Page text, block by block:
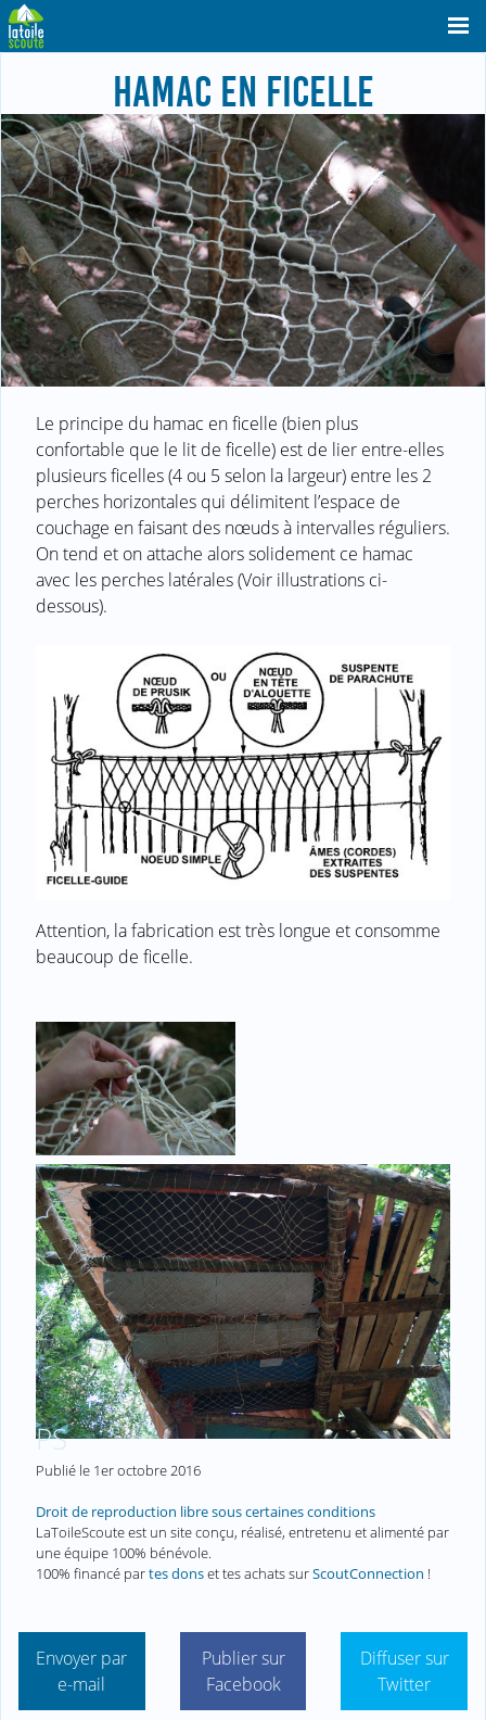
HAMAC EN FICELLE
Le principe du hamac en ficelle (bien plus
confortable que le lit de ficelle) est de lier entre-elles
plusieurs ficelles (4 ou 5 selon la largeur) entre les 2
perches horizontales qui délimitent l’espace de
couchage en faisant des nœuds à intervalles réguliers.
On tend et on attache alors solidement ce hamac
avec les perches latérales (Voir illustrations ci-
dessous).
Attention, la fabrication est très longue et consomme
beaucoup de ficelle.
Découvrir d’autres types de sols pour ta tente
surélevée ?
Voir aussiSur quoi dormir dans ma tente sur-
élevée ?
PS Crédit image (Schéma) : Seth Survivalisme
Publié le 1er octobre 2016
Droit de reproduction libre sous certaines conditions
LaToileScoute est un site conçu, réalisé, entretenu et alimenté par
une équipe 100% bénévole.
100% financé partes donset tes achats surScoutConnection !
Envoyer par
e-mail
Publier sur
Facebook
Diffuser sur
Twitter